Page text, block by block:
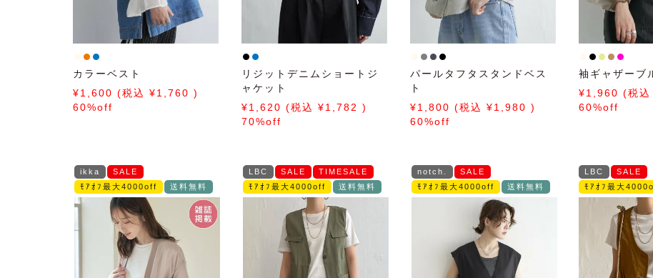
カラーベスト
1,600
1,760
60%off
リジットデニムショートジ
ャケット
1,620
1,782
70%off
パールタフタスタンドベス
ト
1,800
1,980
60%off
袖ギャザーブ
1,960
60%off
ikka
SALE
ﾓｱｵﾌ最大4000off
送料無料
LBC SALE
TIMESALE
ﾓｱｵﾌ最大4000off
送料無料
notch.
SALE
ﾓｱｵﾌ最大4000off
送料無料
LBC
SALE
ﾓｱｵﾌ最大